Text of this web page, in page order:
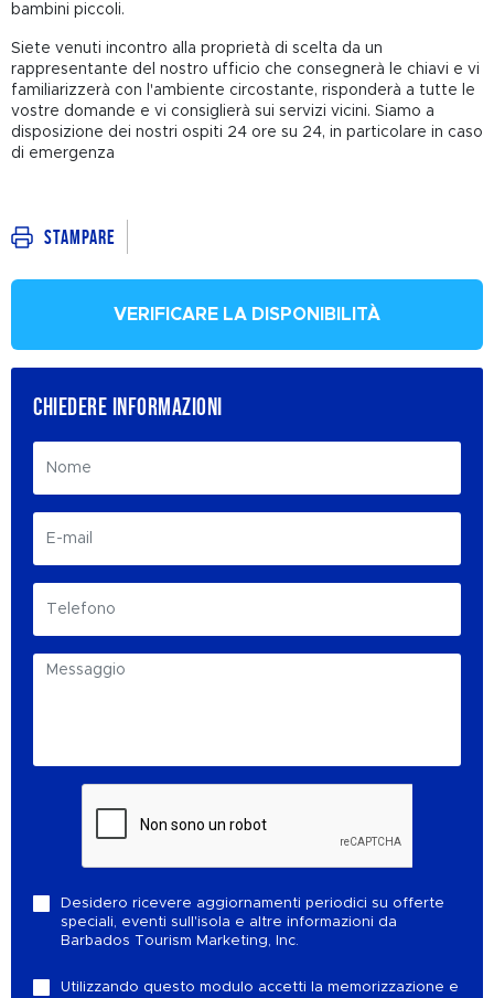
bambini piccoli.
Siete venuti incontro alla proprietà di scelta da un
rappresentante del nostro ufficio che consegnerà le chiavi e vi
familiarizzerà con l'ambiente circostante, risponderà a tutte le
vostre domande e vi consiglierà sui servizi vicini. Siamo a
disposizione dei nostri ospiti 24 ore su 24, in particolare in caso
di emergenza
Stampare
VERIFICARE LA DISPONIBILITÀ
CHIEDERE INFORMAZIONI
Desidero ricevere aggiornamenti periodici su offerte
speciali, eventi sull'isola e altre informazioni da
Barbados Tourism Marketing, Inc.
Utilizzando questo modulo accetti la memorizzazione e